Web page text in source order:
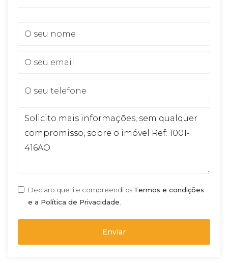
Declaro que li e compreendi os Termos e condições
e a Política de Privacidade
Enviar